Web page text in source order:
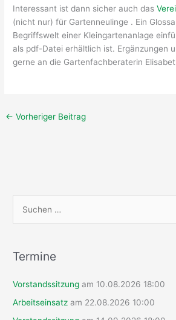
Interessant ist dann sicher auch das
(nicht nur) für Gartenneulinge . Ein
Begriffswelt einer Kleingartenanlage
als pdf-Datei erhältlich ist. Ergänzungen
gerne an die Gartenfachberaterin
← Vorheriger Beitrag
h
n
n
a
Termine
Vorstandssitzung am 10.08.2026 18:00
Arbeitseinsatz am 22.08.2026 10:00